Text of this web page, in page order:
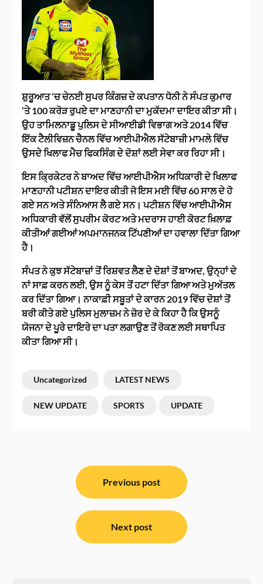
ਸ਼ੁਰੂਆਤ ‘ਚ ਚੇਨਈ ਸੁਪਰ ਕਿੰਗਜ਼ ਦੇ ਕਪਤਾਨ ਧੋਨੀ ਨੇ ਸੰਪਤ ਕੁਮਾਰ
‘ਤੇ 100 ਕਰੋੜ ਰੁਪਏ ਦਾ ਮਾਣਹਾਨੀ ਦਾ ਮੁਕੱਦਮਾ ਦਾਇਰ ਕੀਤਾ ਸੀ।
ਉਹ ਤਾਮਿਲਨਾਡੂ ਪੁਲਿਸ ਦੇ ਸੀਆਈਡੀ ਵਿਭਾਗ ਅਤੇ 2014 ਵਿੱਚ
ਇੱਕ ਟੈਲੀਵਿਜ਼ਨ ਚੈਨਲ ਵਿੱਚ ਆਈਪੀਐਲ ਸੱਟੇਬਾਜ਼ੀ ਮਾਮਲੇ ਵਿੱਚ
ਉਸਦੇ ਖਿਲਾਫ ਮੈਚ ਫਿਕਸਿੰਗ ਦੇ ਦੋਸ਼ਾਂ ਲਈ ਸੇਵਾ ਕਰ ਰਿਹਾ ਸੀ।
ਇਸ ਕ੍ਰਿਕੇਟਰ ਨੇ ਬਾਅਦ ਵਿੱਚ ਆਈਪੀਐਸ ਅਧਿਕਾਰੀ ਦੇ ਖਿਲਾਫ
ਮਾਣਹਾਨੀ ਪਟੀਸ਼ਨ ਦਾਇਰ ਕੀਤੀ ਜੋ ਇਸ ਮਈ ਵਿੱਚ 60 ਸਾਲ ਦੇ ਹੋ
ਗਏ ਸਨ ਅਤੇ ਸੰਨਿਆਸ ਲੈ ਗਏ ਸਨ। ਪਟੀਸ਼ਨ ਵਿੱਚ ਆਈਪੀਐਸ
ਅਧਿਕਾਰੀ ਵੱਲੋਂ ਸੁਪਰੀਮ ਕੋਰਟ ਅਤੇ ਮਦਰਾਸ ਹਾਈ ਕੋਰਟ ਖ਼ਿਲਾਫ਼
ਕੀਤੀਆਂ ਗਈਆਂ ਅਪਮਾਨਜਨਕ ਟਿੱਪਣੀਆਂ ਦਾ ਹਵਾਲਾ ਦਿੱਤਾ ਗਿਆ
ਹੈ।
ਸੰਪਤ ਨੇ ਕੁਝ ਸੱਟੇਬਾਜ਼ਾਂ ਤੋਂ ਰਿਸ਼ਵਤ ਲੈਣ ਦੇ ਦੋਸ਼ਾਂ ਤੋਂ ਬਾਅਦ, ਉਨ੍ਹਾਂ ਦੇ
ਨਾਂ ਸਾਫ਼ ਕਰਨ ਲਈ, ਉਸ ਨੂੰ ਕੇਸ ਤੋਂ ਹਟਾ ਦਿੱਤਾ ਗਿਆ ਅਤੇ ਮੁਅੱਤਲ
ਕਰ ਦਿੱਤਾ ਗਿਆ। ਨਾਕਾਫ਼ੀ ਸਬੂਤਾਂ ਦੇ ਕਾਰਨ 2019 ਵਿੱਚ ਦੋਸ਼ਾਂ ਤੋਂ
ਬਰੀ ਕੀਤੇ ਗਏ ਪੁਲਿਸ ਮੁਲਾਜ਼ਮ ਨੇ ਜ਼ੋਰ ਦੇ ਕੇ ਕਿਹਾ ਹੈ ਕਿ ਉਸਨੂੰ
ਯੋਜਨਾ ਦੇ ਪੂਰੇ ਦਾਇਰੇ ਦਾ ਪਤਾ ਲਗਾਉਣ ਤੋਂ ਰੋਕਣ ਲਈ ਸਥਾਪਿਤ
ਕੀਤਾ ਗਿਆ ਸੀ।
Uncategorized LATEST NEWS
NEW UPDATE SPORTS UPDATE
Previous post
Next post